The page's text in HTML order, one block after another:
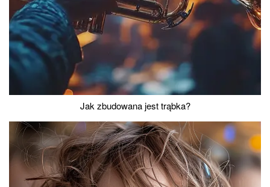
Jak zbudowana jest trąbka?